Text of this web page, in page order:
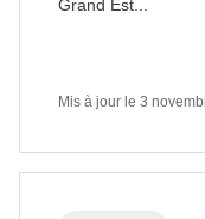
Grand Est...
Mis à jour le 3